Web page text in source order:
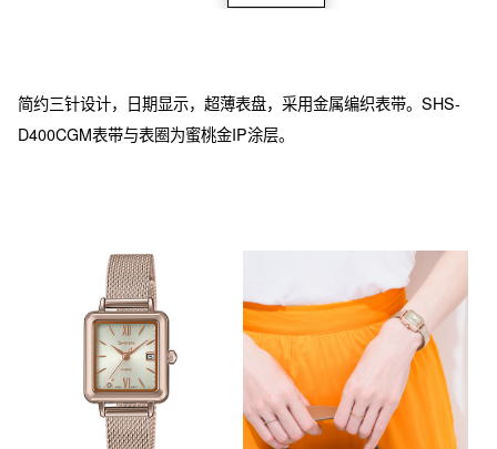
简约三针设计，日期显示，超薄表盘，采用金属编织表带。SHS-
D400CGM表带与表圈为蜜桃金IP涂层。